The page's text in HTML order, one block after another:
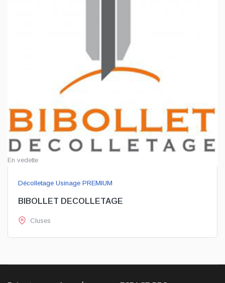
En vedette
Décolletage Usinage PREMIUM
BIBOLLET DECOLLETAGE
Cluses